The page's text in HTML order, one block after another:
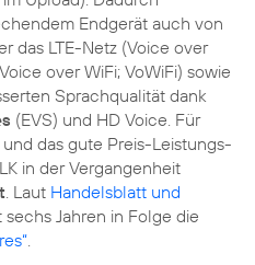
Endgerät auch von
das LTE-Netz (Voice over
over WiFi; VoWiFi) sowie
Sprachqualität dank
(EVS) und HD Voice. Für
das gute Preis-Leistungs-
in der Vergangenheit
. Laut Handelsblatt und
sechs Jahren in Folge die